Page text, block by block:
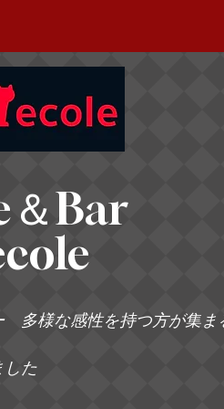
＆Bar
多様な感性を持つ方が集ま
した